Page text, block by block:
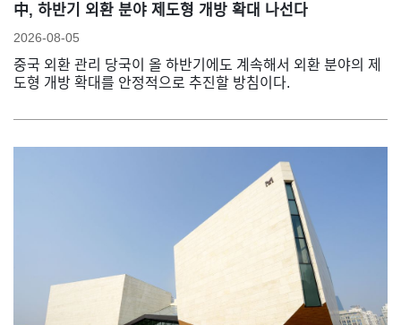
中, 하반기 외환 분야 제도형 개방 확대 나선다
2026-08-05
중국 외환 관리 당국이 올 하반기에도 계속해서 외환 분야의 제
도형 개방 확대를 안정적으로 추진할 방침이다.